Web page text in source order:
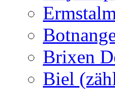
Brixen
Biel